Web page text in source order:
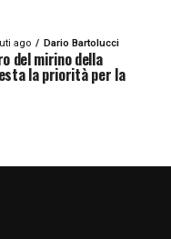
ago Dario Bartolucci
del mirino della
la priorità per la